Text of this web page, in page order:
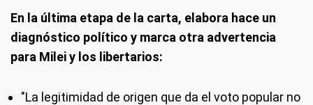
En la última etapa de la carta, elabora hace un
diagnóstico político y marca otra advertencia
para Milei y los libertarios:
"La legitimidad de origen que da el voto popular no